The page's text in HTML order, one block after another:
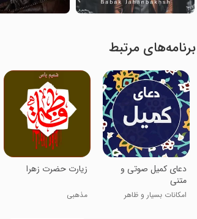
برنامه‌های مرتبط
دعای کمیل صوتی و
متنی
امکانات بسیار و ظاهر
زیارت حضرت زهرا
مذهبی